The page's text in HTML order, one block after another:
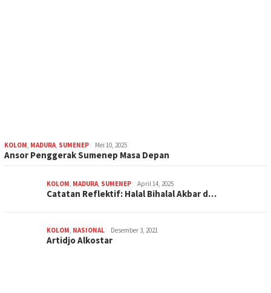
KOLOM, MADURA, SUMENEP Mei 10, 2025
Ansor Penggerak Sumenep Masa Depan
KOLOM, MADURA, SUMENEP April 14, 2025
Catatan Reflektif: Halal Bihalal Akbar d…
KOLOM, NASIONAL Desember 3, 2021
Artidjo Alkostar